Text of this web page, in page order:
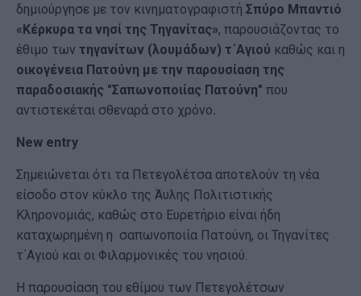
δημιούργησε με τον κινηματογραφιστή Σπύρο Μπαντιό
«Κέρκυρα τα νησί της Τηγανίτας», παρουσιάζοντας το
έθιμο των τηγανίτων (λουμάδων) τ΄Αγιού καθώς και η
οικογένεια Πατούνη με την παρουσίαση της
παραδοσιακής "Σαπωνοποιίας Πατούνη" που
αντιστεκέται σθεναρά στο χρόνο.
New entry
Σημειώνεται ότι τα Πετεγολέτσα αποτελούν τη νέα
είσοδο στον κύκλο της Άυλης Πολιτιστικής
Κληρονομιάς, καθώς στο Ευρετήριο είναι ήδη
καταχωρημένη η σαπωνοποιία Πατούνη, οι Τηγανίτες
τ΄Αγιού και οι Φιλαρμονικές του νησιού.
Η παρουσίαση του εθίμου των Πετεγολέτσων